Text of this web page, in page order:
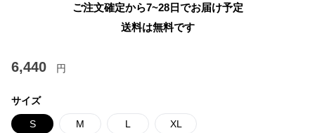
ご注文確定から7~28日でお届け予定
送料は無料です
6,440 円
サイズ
S M L XL